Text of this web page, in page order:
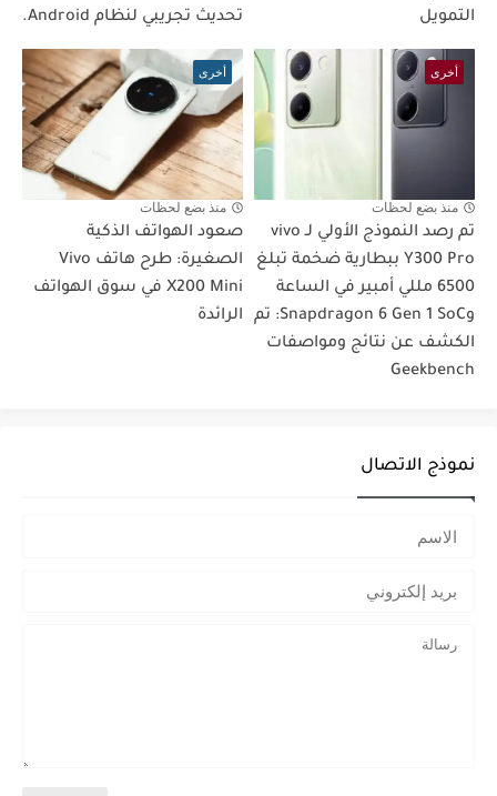
التمويل
تحديث تجريبي لنظام Android.
أخرى
منذ بضع لحظات
تم رصد النموذج الأولي لـ vivo
Y300 Pro ببطارية ضخمة تبلغ
6500 مللي أمبير في الساعة
وSnapdragon 6 Gen 1 SoC: تم
الكشف عن نتائج ومواصفات
Geekbench
أخرى
منذ بضع لحظات
صعود الهواتف الذكية
الصغيرة: طرح هاتف Vivo
X200 Mini في سوق الهواتف
الرائدة
نموذج الاتصال